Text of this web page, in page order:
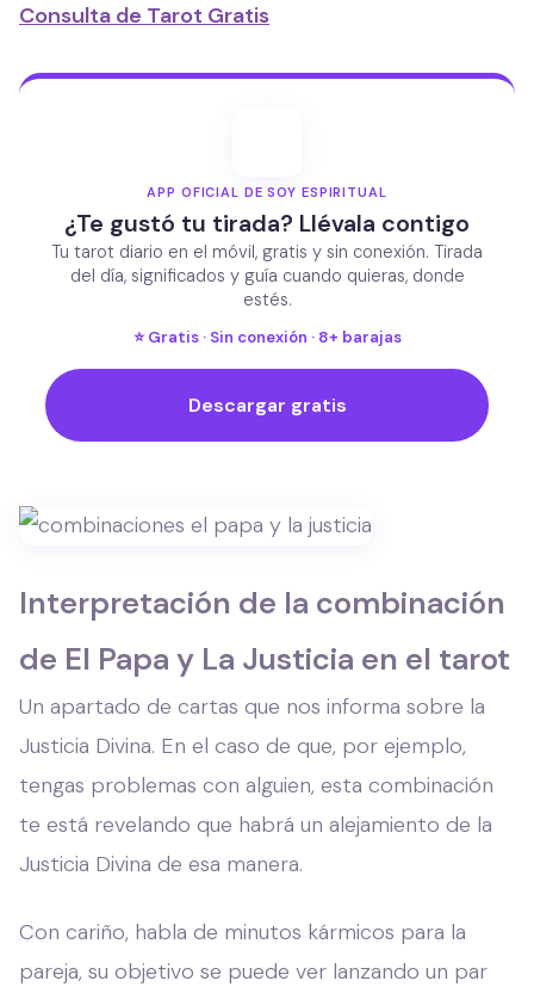
Consulta de Tarot Gratis
APP OFICIAL DE SOY ESPIRITUAL
¿Te gustó tu tirada? Llévala contigo
Tu tarot diario en el móvil, gratis y sin conexión. Tirada
del día, significados y guía cuando quieras, donde
estés.
⭐ Gratis · Sin conexión · 8+ barajas
Descargar gratis
Interpretación de la combinación
de El Papa y La Justicia en el tarot
Un apartado de cartas que nos informa sobre la
Justicia Divina. En el caso de que, por ejemplo,
tengas problemas con alguien, esta combinación
te está revelando que habrá un alejamiento de la
Justicia Divina de esa manera.
Con cariño, habla de minutos kármicos para la
pareja, su objetivo se puede ver lanzando un par